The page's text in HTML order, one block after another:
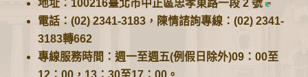
地址：100216臺北市中正區忠孝東路一段 2 號
電話：(02) 2341-3183，陳情諮詢專線：(02) 2341-
3183轉662
專線服務時間：週一至週五(例假日除外)09：00至
12：00，13：30至17：00。